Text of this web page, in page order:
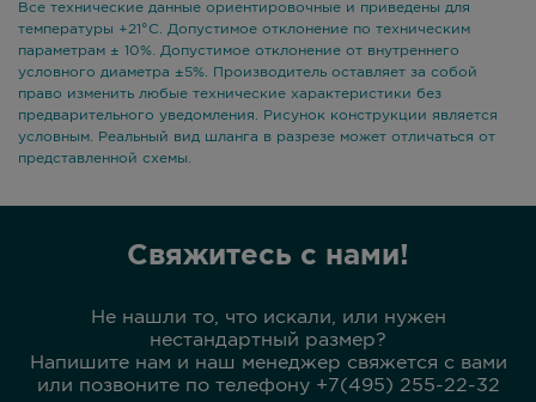
Все технические данные ориентировочные и приведены для
температуры +21°С. Допустимое отклонение по техническим
параметрам ± 10%. Допустимое отклонение от внутреннего
условного диаметра ±5%. Производитель оставляет за собой
право изменить любые технические характеристики без
предварительного уведомления. Рисунок конструкции является
условным. Реальный вид шланга в разрезе может отличаться от
представленной схемы.
Свяжитесь с нами!
Не нашли то, что искали, или нужен
нестандартный размер?
Напишите нам и наш менеджер свяжется с вами
или позвоните по телефону +7(495) 255-22-32